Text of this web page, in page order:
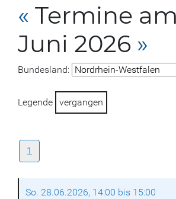
« Termine
Juni 2026 »
Bundesland:
Legende vergangen
1
So. 28.06.2026, 14:00 bis 15:00